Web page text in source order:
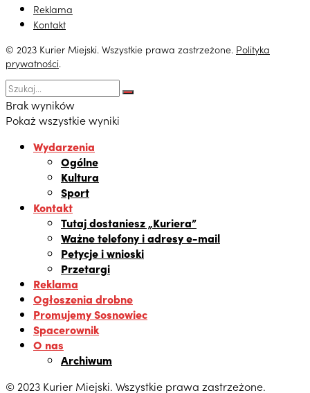
Reklama
Kontakt
© 2023 Kurier Miejski. Wszystkie prawa zastrzeżone. Polityka
prywatności.
Brak wyników
Pokaż wszystkie wyniki
Wydarzenia
Ogólne
Kultura
Sport
Kontakt
Tutaj dostaniesz „Kuriera”
Ważne telefony i adresy e-mail
Petycje i wnioski
Przetargi
Reklama
Ogłoszenia drobne
Promujemy Sosnowiec
Spacerownik
O nas
Archiwum
© 2023 Kurier Miejski. Wszystkie prawa zastrzeżone.